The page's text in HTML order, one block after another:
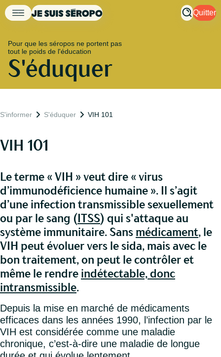
Quitter
Pour que les séropos ne portent pas
tout le poids de l'éducation
S'éduquer
S'informer S'éduquer VIH 101
VIH 101
Le terme « VIH » veut dire « virus
d’immunodéficience humaine ». Il s’agit
d’une infection transmissible sexuellement
ou par le sang (ITSS) qui s'attaque au
système immunitaire. Sansmédicament, le
VIH peut évoluer vers le sida, mais avec le
bon traitement, on peut le contrôler et
même le rendreindétectable, donc
intransmissible.
Depuis la mise en marché de médicaments
efficaces dans les années 1990, l’infection par le
VIH est considérée comme une maladie
chronique, c’est-à-dire une maladie de longue